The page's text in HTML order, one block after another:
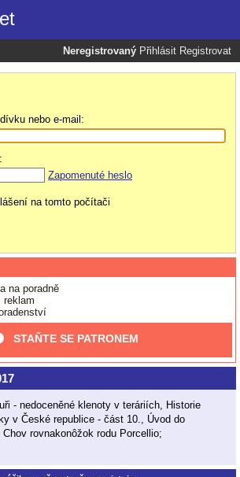
Neregistrovaný Přihlásit Registrovat
nebo e-mail:
Zapomenuté heslo
na tomto počítači
na poradně
reklam
STAŇTE SE PATRONEM
- nedoceněné klenoty v teráriích, Historie
v České republice - část 10., Úvod do
rovnakonôžok rodu Porcellio;